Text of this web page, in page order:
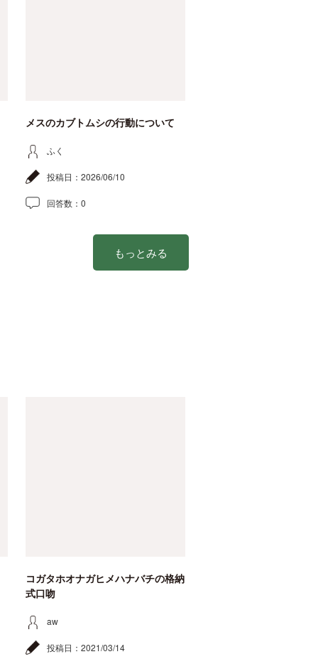
メスのカブトムシの行動について
ふく
投稿日： 2026/06/10
回答数： 0
もっとみる
コガタホオナガヒメハナバチの格納
式口吻
aw
投稿日： 2021/03/14